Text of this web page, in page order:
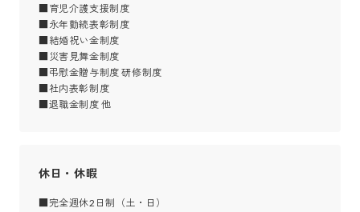
■育児介護支援制度
■永年勤続表彰制度
■結婚祝い金制度
■災害見舞金制度
■弔慰金贈与制度 研修制度
■社内表彰制度
■退職金制度 他
休日・休暇
■完全週休2日制（土・日）